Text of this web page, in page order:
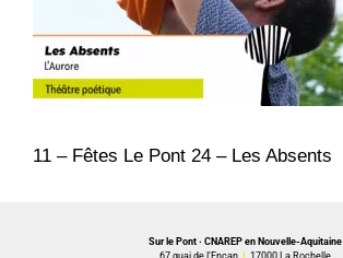
11 – Fêtes Le Pont 24 – Les Absents
Sur le Pont · CNAREP en Nouvelle-Aquitaine
67 quai de l’Encan
17000 La Rochelle